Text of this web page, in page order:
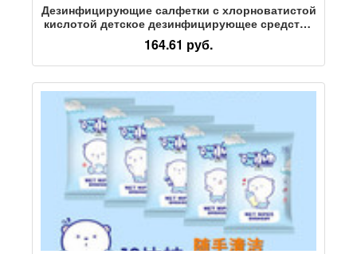
Дезинфицирующие салфетки с хлорноватистой
кислотой детское дезинфицирующее средство
для рук и полости рта натрия в
индивидуальной упаковке, содержащие хлор
стерилизующие и антибактериальные
164.61 руб.